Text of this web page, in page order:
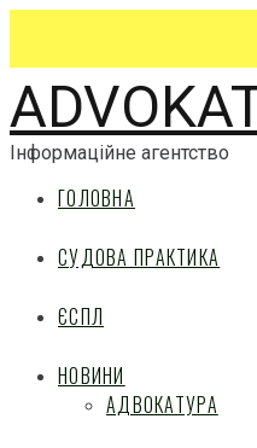
Інформаційне агентство
ГОЛОВНА
СУДОВА ПРАКТИКА
ЄСПЛ
НОВИНИ
АДВОКАТУРА